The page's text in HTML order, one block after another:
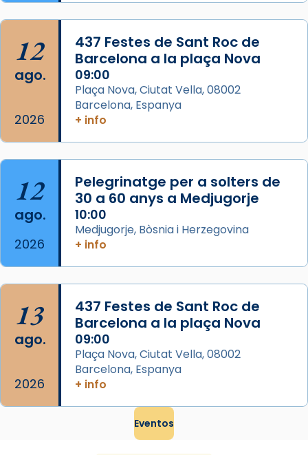
Acompanyant la història de sant Cugat, a
partir de l’Edat Mitjana sorgeix la tradició
que les santes Juliana (“relatiu a Júlia”) i
Semproniana (“relatiu a Semprònia =
eterna”) són deixebles seves. I l’any 1667, el
frare Joan Gaspar Roig, afirma en una obra
que les santes són filles de l’antiga Iluro.
Mataró en reivindicarà les relíq
Foto
View on Facebook ·
12
ago.
2026
437 Festes de Sant Roc de
Barcelona a la plaça Nova
09:00
Plaça Nova, Ciutat Vella, 08002
Barcelona, Espanya
+ info
12
ago.
2026
Pelegrinatge per a solters de
30 a 60 anys a Medjugorje
10:00
Medjugorje, Bòsnia i Herzegovina
+ info
13
ago.
2026
437 Festes de Sant Roc de
Barcelona a la plaça Nova
09:00
Plaça Nova, Ciutat Vella, 08002
Barcelona, Espanya
+ info
Eventos